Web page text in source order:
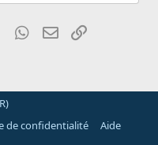
Tumblr WhatsApp
E-mail
de confidentialité
Aide